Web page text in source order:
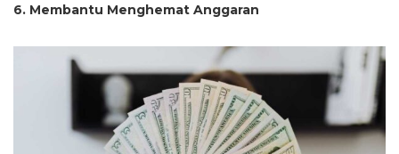
6. Membantu Menghemat Anggaran